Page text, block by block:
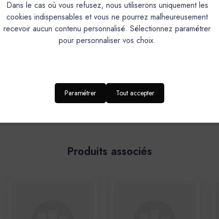
Produits associés
Dans le cas où vous refusez, nous utiliserons uniquement les
cookies indispensables et vous ne pourrez malheureusement
recevoir aucun contenu personnalisé. Sélectionnez paramétrer
pour personnaliser vos choix.
Paramétrer Tout accepter